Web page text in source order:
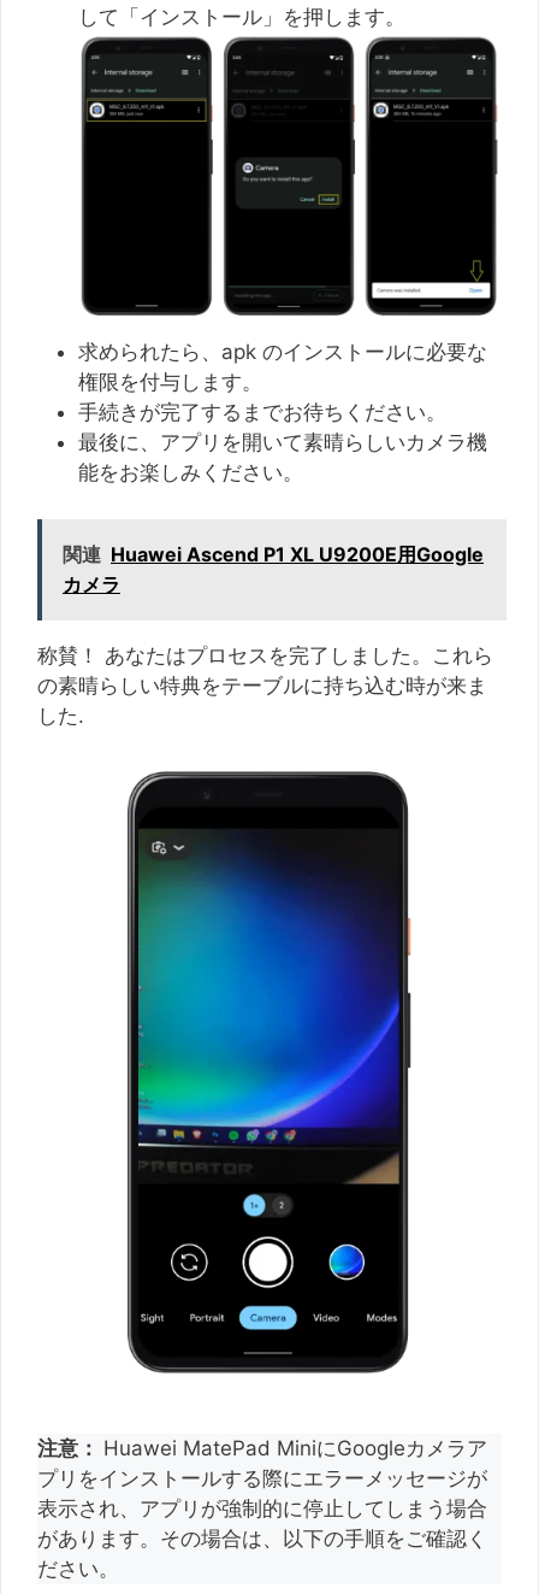
して「インストール」を押します。
求められたら、apk のインストールに必要な
権限を付与します。
手続きが完了するまでお待ちください。
最後に、アプリを開いて素晴らしいカメラ機
能をお楽しみください。
関連 Huawei Ascend P1 XL U9200E用Google
カメラ
称賛！ あなたはプロセスを完了しました。これら
の素晴らしい特典をテーブルに持ち込む時が来ま
した.
注意： Huawei MatePad MiniにGoogleカメラア
プリをインストールする際にエラーメッセージが
表示され、アプリが強制的に停止してしまう場合
があります。その場合は、以下の手順をご確認く
ださい。